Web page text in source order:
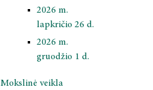
2026 m.
lapkričio 26 d.
2026 m.
gruodžio 1 d.
Mokslinė veikla